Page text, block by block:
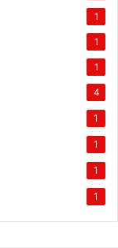
1
1
1
4
1
1
1
1